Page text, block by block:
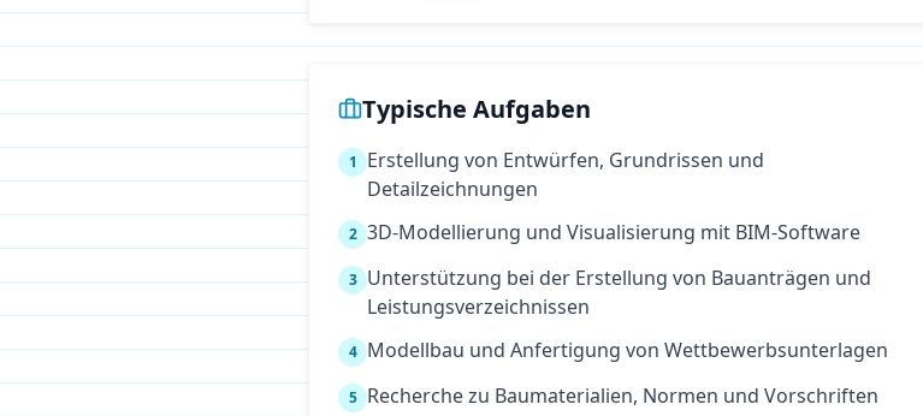
Typische Aufgaben
1
Erstellung von Entwürfen, Grundrissen und
Detailzeichnungen
2 3D-Modellierung und Visualisierung mit BIM-Software
3 Unterstützung bei der Erstellung von Bauanträgen und
Leistungsverzeichnissen
4 Modellbau und Anfertigung von Wettbewerbsunterlagen
5 Recherche zu Baumaterialien, Normen und Vorschriften